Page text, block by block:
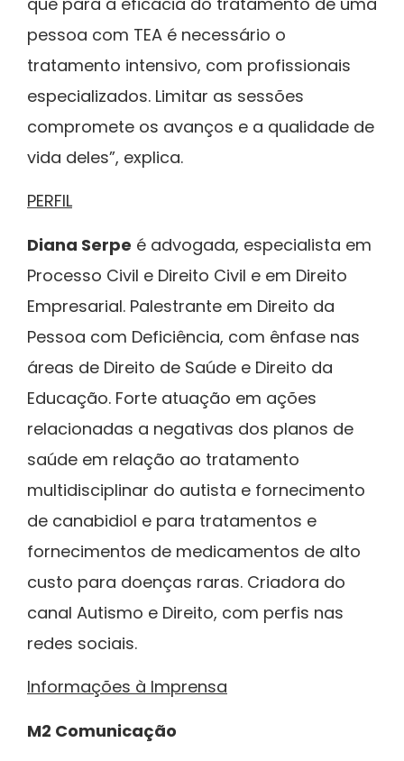
pessoa com TEA é necessário o
tratamento intensivo, com profissionais
especializados. Limitar as sessões
compromete os avanços e a qualidade de
vida deles”, explica.
PERFIL
Diana Serpe é advogada, especialista em
Processo Civil e Direito Civil e em Direito
Empresarial. Palestrante em Direito da
Pessoa com Deficiência, com ênfase nas
áreas de Direito de Saúde e Direito da
Educação. Forte atuação em ações
relacionadas a negativas dos planos de
saúde em relação ao tratamento
multidisciplinar do autista e fornecimento
de canabidiol e para tratamentos e
fornecimentos de medicamentos de alto
custo para doenças raras. Criadora do
canal Autismo e Direito, com perfis nas
redes sociais.
Informações à Imprensa
M2 Comunicação